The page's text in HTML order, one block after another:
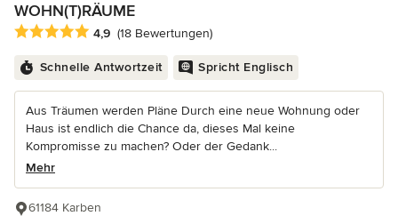
WOHN(T)RÄUME
Durchschnittliche Bewertung: 4.9 von 5 Sternen
4,9 (18 Bewertungen)
Schnelle Antwortzeit Spricht Englisch
Aus Träumen werden Pläne Durch eine neue Wohnung oder
Haus ist endlich die Chance da, dieses Mal keine
Kompromisse zu machen? Oder der Gedank...
Mehr
61184 Karben